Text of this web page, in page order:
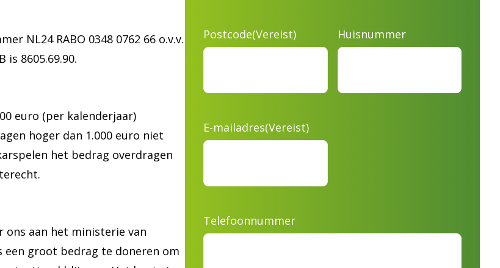
NL24 RABO 0348 0762 66 o.v.v.
is 8605.69.90.
euro (per kalenderjaar)
hoger dan 1.000 euro niet
het bedrag overdragen
ons aan het ministerie van
een groot bedrag te doneren om
Postcode(Vereist) Huisnummer
E-mailadres(Vereist)
Telefoonnummer